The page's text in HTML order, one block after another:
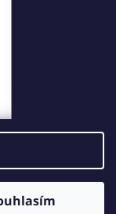
vyhrazena.